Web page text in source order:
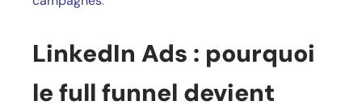
LinkedIn Ads : pourquoi
le full funnel devient